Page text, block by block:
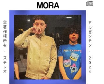
USD$20
hasta
USD$200